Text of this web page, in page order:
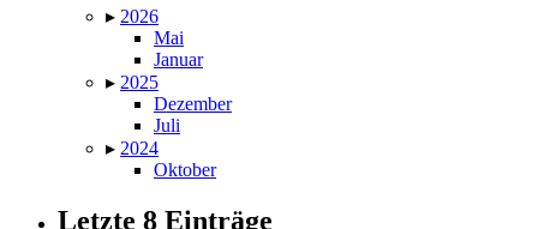
▸ 2026
Mai
Januar
▸ 2025
Dezember
Juli
▸ 2024
Oktober
Letzte 8 Einträge